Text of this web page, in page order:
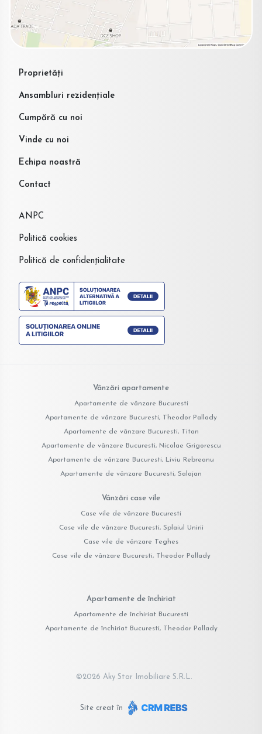
Proprietăți
Ansambluri rezidențiale
Cumpără cu noi
Vinde cu noi
Echipa noastră
Contact
ANPC
Politică cookies
Politică de confidențialitate
Vânzări apartamente
Apartamente de vânzare Bucuresti
Apartamente de vânzare Bucuresti, Theodor Pallady
Apartamente de vânzare Bucuresti, Titan
Apartamente de vânzare Bucuresti, Nicolae Grigorescu
Apartamente de vânzare Bucuresti, Liviu Rebreanu
Apartamente de vânzare Bucuresti, Salajan
Vânzări case vile
Case vile de vânzare Bucuresti
Case vile de vânzare Bucuresti, Splaiul Unirii
Case vile de vânzare Teghes
Case vile de vânzare Bucuresti, Theodor Pallady
Apartamente de închiriat
Apartamente de închiriat Bucuresti
Apartamente de închiriat Bucuresti, Theodor Pallady
©2026 Aky Star Imobiliare S.R.L.
Site creat în